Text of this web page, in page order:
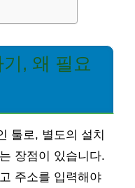
, 왜 필요
툴로, 별도의 설치
장점이 있습니다.
주소를 입력해야